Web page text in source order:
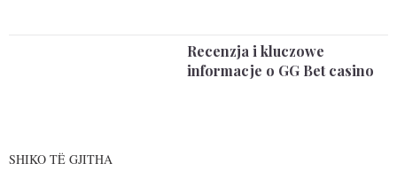
Recenzja i kluczowe
informacje o GG Bet casino
SHIKO TË GJITHA